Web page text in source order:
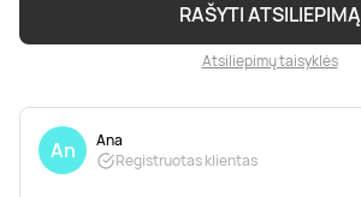
RAŠYTI ATSILIEPIMĄ
Atsiliepimų taisyklės
An
Ana
Registruotas klientas